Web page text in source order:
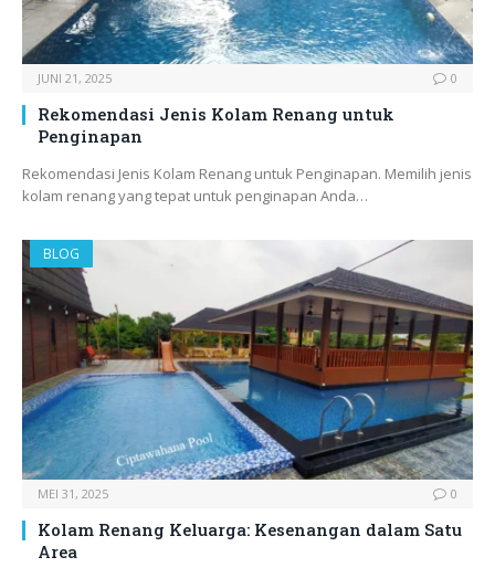
JUNI 21, 2025 0
Rekomendasi Jenis Kolam Renang untuk
Penginapan
Rekomendasi Jenis Kolam Renang untuk Penginapan. Memilih jenis
kolam renang yang tepat untuk penginapan Anda…
BLOG
MEI 31, 2025 0
Kolam Renang Keluarga: Kesenangan dalam Satu
Area